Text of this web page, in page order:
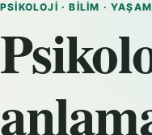
PSIKOLOJI · BILIM · YAŞAM